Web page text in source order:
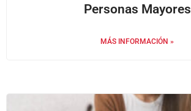
Personas Mayores
MÁS INFORMACIÓN »